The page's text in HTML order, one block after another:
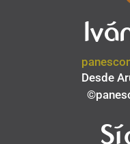
Desde